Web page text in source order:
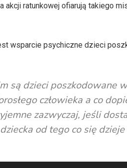
akcji ratunkowej ofiarują takiego
wsparcie psychiczne dzieci
są dzieci poszkodowane w
człowieka a co
zazwyczaj, jeśli
od tego co się dzieje